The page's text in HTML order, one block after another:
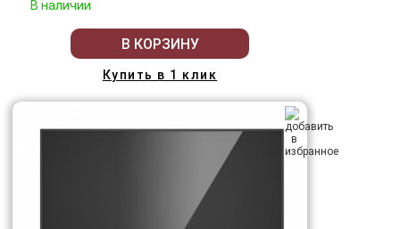
В наличии
В КОРЗИНУ
Купить в 1 клик